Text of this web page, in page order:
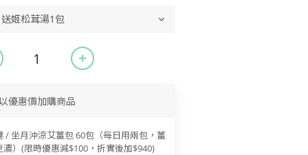
優惠價加購商品
/ 坐月沖涼艾薑包 60包（每日用兩包，薑
濃）(限時優惠減$100，折實後加$940)